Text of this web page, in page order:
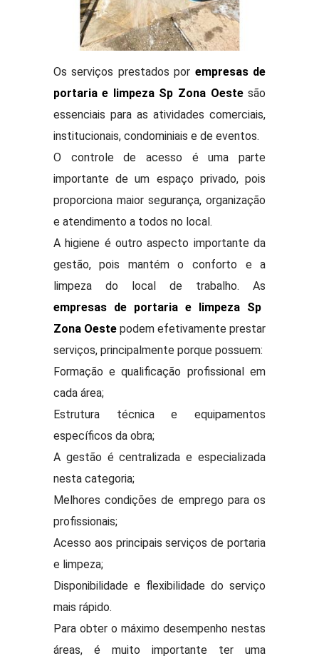
Os serviços prestados por empresas de
portaria e limpeza Sp Zona Oestesão
essenciais para as atividades comerciais,
institucionais, condominiais e de eventos.
O controle de acesso é uma parte
importante de um espaço privado, pois
proporciona maior segurança, organização
e atendimento a todos no local.
A higiene é outro aspecto importante da
gestão, pois mantém o conforto e a
limpeza do local de trabalho. As
empresas de portaria e limpeza Sp
Zona Oestepodem efetivamente prestar
serviços, principalmente porque possuem:
Formação e qualificação profissional em
cada área;
Estrutura técnica e equipamentos
específicos da obra;
A gestão é centralizada e especializada
nesta categoria;
Melhores condições de emprego para os
profissionais;
Acesso aos principais serviços de portaria
e limpeza;
Disponibilidade e flexibilidade do serviço
mais rápido.
Para obter o máximo desempenho nestas
áreas, é muito importante ter uma